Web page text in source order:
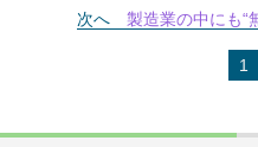
次へ 製造業の中にも“
1